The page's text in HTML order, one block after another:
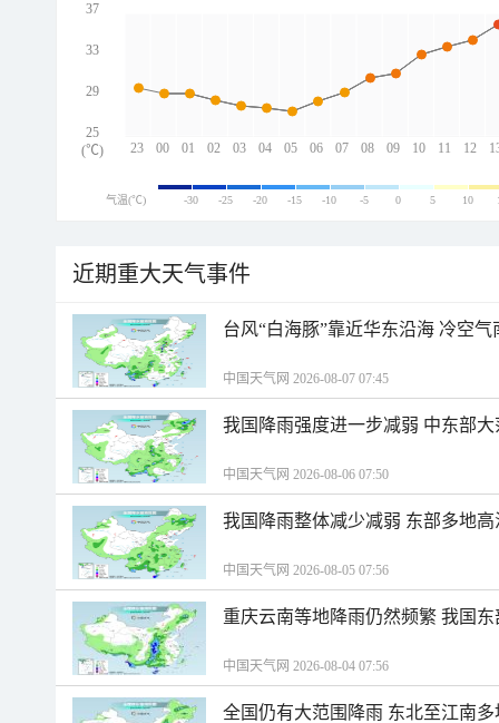
23 00 01 02 03 04 05 06 07 08 09 10 11 12
37
33
29
25
(℃)
气温(℃) -30 -25 -20 -15 -10 -5 0 5 10
近期重大天气事件
台风“白海豚”靠近华东沿海 冷空
中国天气网 2026-08-07 07:45
我国降雨强度进一步减弱 中东部
中国天气网 2026-08-06 07:50
我国降雨整体减少减弱 东部多地
中国天气网 2026-08-05 07:56
重庆云南等地降雨仍然频繁 我国
中国天气网 2026-08-04 07:56
全国仍有大范围降雨 东北至江南